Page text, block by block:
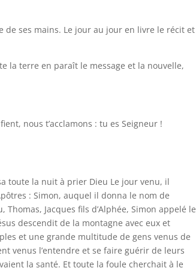
de ses mains. Le jour au jour en livre le récit et
la terre en paraît le message et la nouvelle,
nous t’acclamons : tu es Seigneur !
toute la nuit à prier Dieu Le jour venu, il
: Simon, auquel il donna le nom de
Jacques fils d’Alphée, Simon appelé le
descendit de la montagne avec eux et
et une grande multitude de gens venus de
venus l’entendre et se faire guérir de leurs
la santé. Et toute la foule cherchait à le